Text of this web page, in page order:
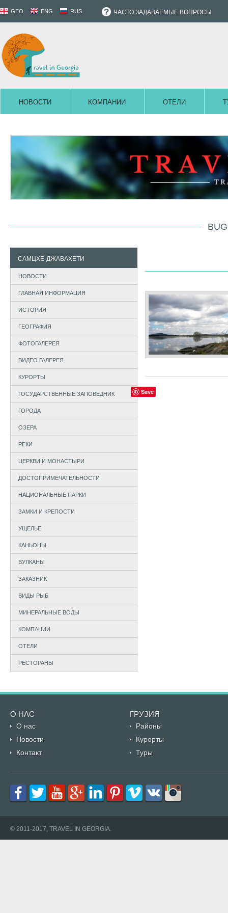
GEO ENG RUS ЧАСТО ЗАДАВАЕМЫЕ ВОПРОСЫ
НОВОСТИ КОМПАНИИ ОТЕЛИ
САМЦХЕ-ДЖАВАХЕТИ
НОВОСТИ
ГЛАВНАЯ ИНФОРМАЦИЯ
ИСТОРИЯ
ГЕОГРАФИЯ
ФОТОГАЛЕРЕЯ
ВИДЕО ГАЛЕРЕЯ
КУРОРТЫ
ГОСУДАРСТВЕННЫЕ ЗАПОВЕДНИК
ГОРОДА
ОЗЕРА
РЕКИ
ЦЕРКВИ И МОНАСТЫРИ
ДОСТОПРИМЕЧАТЕЛЬНОСТИ
НАЦИОНАЛЬНЫЕ ПАРКИ
ЗАМКИ И КРЕПОСТИ
УЩЕЛЬЕ
КАНЬОНЫ
ВУЛКАНЫ
ЗАКАЗНИК
ВИДЫ РЫБ
МИНЕРАЛЬНЫЕ ВОДЫ
КОМПАНИИ
ОТЕЛИ
РЕСТОРАНЫ
Save
О НАС ГРУЗИЯ
О нас
Районы
Новости
Курорты
Контакт
Туры
© 2011-2017, TRAVEL IN GEORGIA.